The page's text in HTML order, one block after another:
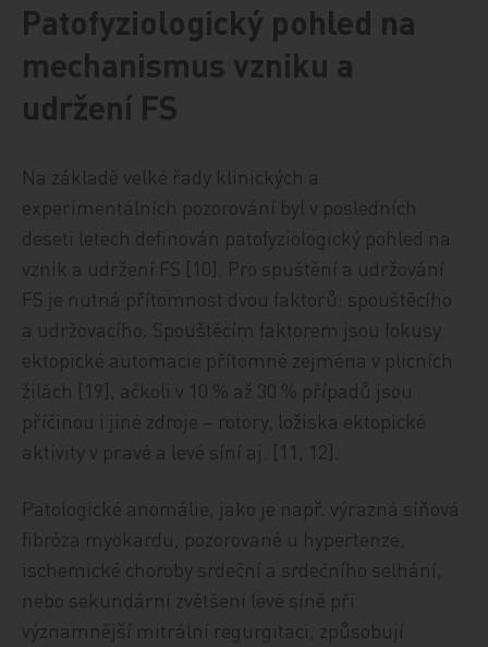
Patofyziologický pohled na
mechanismus vzniku a
udržení FS
Na základě velké řady klinických a
experimentálních pozorování byl v posledních
deseti letech definován patofyziologický pohled na
vznik a udržení FS [10]. Pro spuštění a udržování
FS je nutná přítomnost dvou faktorů: spouštěcího
a udržovacího. Spouštěcím faktorem jsou fokusy
ektopické automacie přítomné zejména v plicních
žilách [19], ačkoli v 10 % až 30 % případů jsou
příčinou i jiné zdroje – rotory, ložiska ektopické
aktivity v pravé a levé síní aj. [11, 12].
Patologické anomálie, jako je např. výrazná síňová
fibróza myokardu, pozorované u hypertenze,
ischemické choroby srdeční a srdečního selhání,
nebo sekundární zvětšení levé síně při
významnější mitrální regurgitaci, způsobují